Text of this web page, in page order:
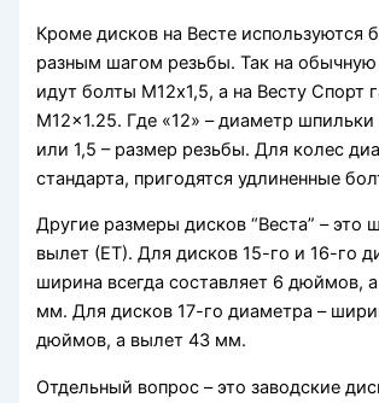
Кроме дисков на Весте используются
разным шагом резьбы. Так на обычную
идут болты M12х1,5, а на Весту Спорт
M12x1.25. Где «12» – диаметр
или 1,5 – размер резьбы. Для колес
стандарта, пригодятся удлиненные
Другие размеры дисков “Веста” – это
вылет (ЕТ). Для дисков 15-го и 16-го
ширина всегда составляет 6 дюймов,
мм. Для дисков 17-го диаметра –
дюймов, а вылет 43 мм.
Отдельный вопрос – это заводские